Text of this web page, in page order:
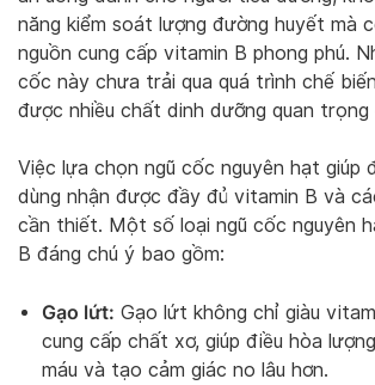
năng kiểm soát lượng đường huyết mà
nguồn cung cấp vitamin B phong phú.
cốc này chưa trải qua quá trình chế
được nhiều chất dinh dưỡng quan
Việc lựa chọn ngũ cốc nguyên hạt giúp
dùng nhận được đầy đủ vitamin B và
cần thiết. Một số loại ngũ cốc nguyên
B đáng chú ý bao gồm:
Gạo lứt: Gạo lứt không chỉ giàu
cung cấp chất xơ, giúp điều hòa
máu và tạo cảm giác no lâu hơn.